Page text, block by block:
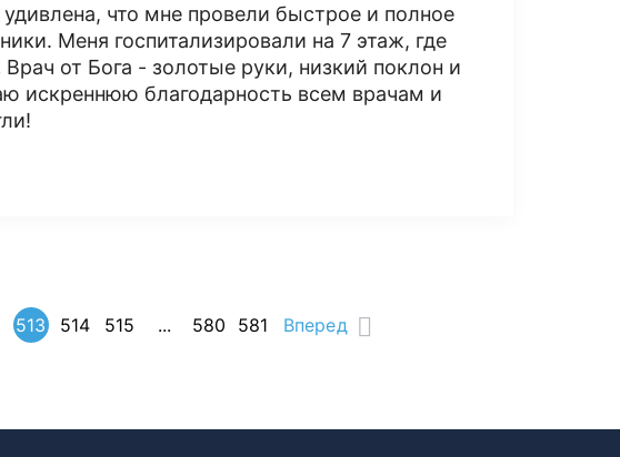
что мне провели быстрое и полное
Меня госпитализировали на 7 этаж, где
Врач от Бога - золотые руки, низкий поклон и
искреннюю благодарность всем врачам и
513 514 515 ... 580 581 Вперед